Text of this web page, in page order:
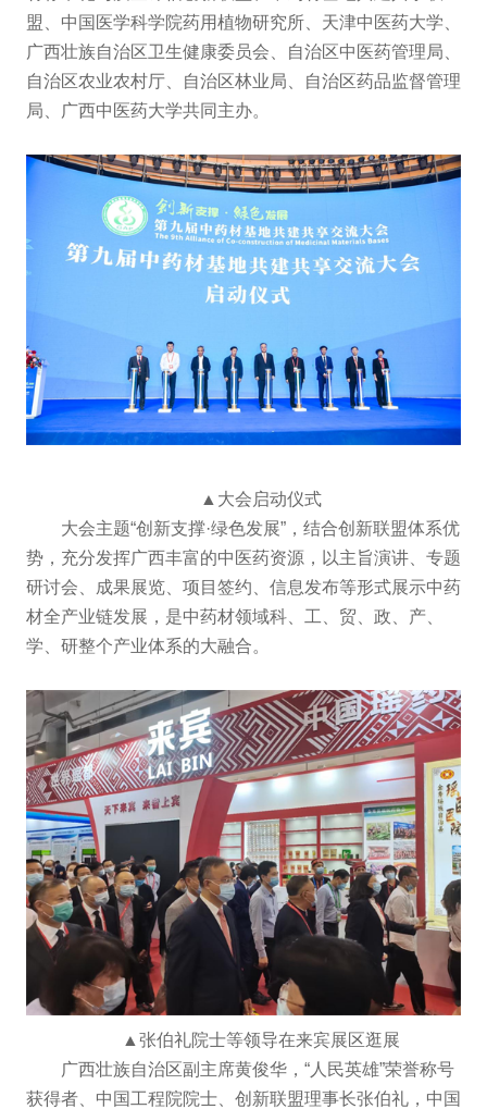
盟、中国医学科学院药用植物研究所、天津中医药大学、
广西壮族自治区卫生健康委员会、自治区中医药管理局、
自治区农业农村厅、自治区林业局、自治区药品监督管理
局、广西中医药大学共同主办。
▲大会启动仪式
大会主题“创新支撑·绿色发展”，结合创新联盟体系优
势，充分发挥广西丰富的中医药资源，以主旨演讲、专题
研讨会、成果展览、项目签约、信息发布等形式展示中药
材全产业链发展，是中药材领域科、工、贸、政、产、
学、研整个产业体系的大融合。
▲张伯礼院士等领导在来宾展区逛展
广西壮族自治区副主席黄俊华，“人民英雄”荣誉称号
获得者、中国工程院院士、创新联盟理事长张伯礼，中国